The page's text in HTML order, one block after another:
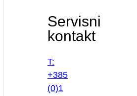
Servisni
kontakt
T:
+385
(0)1